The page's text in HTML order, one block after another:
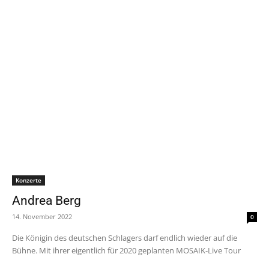
Konzerte
Andrea Berg
14. November 2022 0
Die Königin des deutschen Schlagers darf endlich wieder auf die
Bühne. Mit ihrer eigentlich für 2020 geplanten MOSAIK-Live Tour